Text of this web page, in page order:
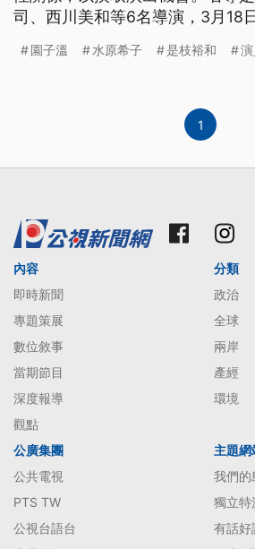
司、西川美和等6名導演，3月18
圈直面「潛規則」。知名影星水
園子溫 水原希子 是枝裕和 演
1
內容
即時新聞
專題策展
數位敘事
當期節目
深度報導
觀點
分類
政治
全球
兩岸
產經
環境
公廣集團
公共電視
PTS TW
公視台語台
主題網
我們的
獨立特
有話好